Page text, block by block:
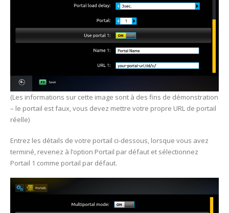
(Les informations sur cette image sont à des fins de démonstration
– le portail est faux, vous devez mettre votre propre URL de portail
réelle)
Entrez les détails de votre portail ci-dessous, lorsque vous avez
terminé, revenez à l’option Portail par défaut et sélectionnez
Portail 1 comme portail par défaut.